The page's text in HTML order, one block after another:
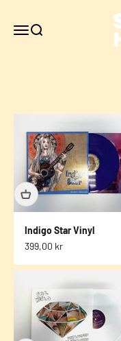
MenySøk
Sol
Indigo Star Vinyl
Salgspris
399,00 kr